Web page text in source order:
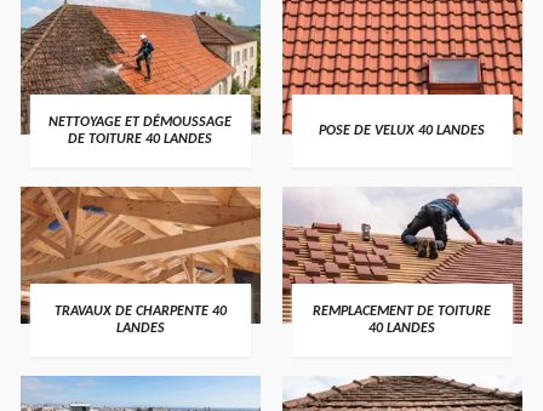
NETTOYAGE ET DÉMOUSSAGE
DE TOITURE 40 LANDES
POSE DE VELUX 40 LANDES
TRAVAUX DE CHARPENTE 40
LANDES
REMPLACEMENT DE TOITURE
40 LANDES